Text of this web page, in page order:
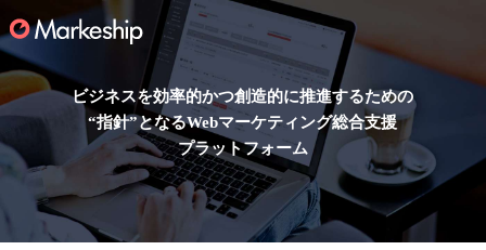
ビジネスを効率的かつ創造的に推進するための
“指針”となるWebマーケティング総合支援
プラットフォーム